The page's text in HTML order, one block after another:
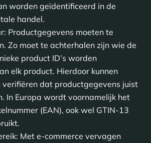
worden geïdentificeerd in de
handel.
Productgegevens moeten te
Zo moet te achterhalen zijn wie de
product ID’s worden
elk product. Hierdoor kunnen
verifiëren dat productgegevens juist
In Europa wordt voornamelijk het
(EAN), ook wel GTIN-13
Met e-commerce vervagen